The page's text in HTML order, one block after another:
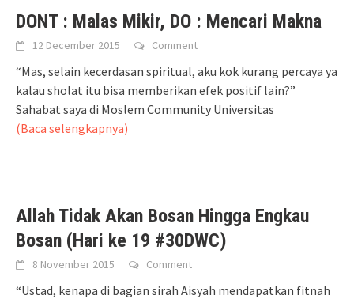
DONT : Malas Mikir, DO : Mencari Makna
12 December 2015 Comment
“Mas, selain kecerdasan spiritual, aku kok kurang percaya ya
kalau sholat itu bisa memberikan efek positif lain?”
Sahabat saya di Moslem Community Universitas
(Baca selengkapnya)
Allah Tidak Akan Bosan Hingga Engkau
Bosan (Hari ke 19 #30DWC)
8 November 2015 Comment
“Ustad, kenapa di bagian sirah Aisyah mendapatkan fitnah